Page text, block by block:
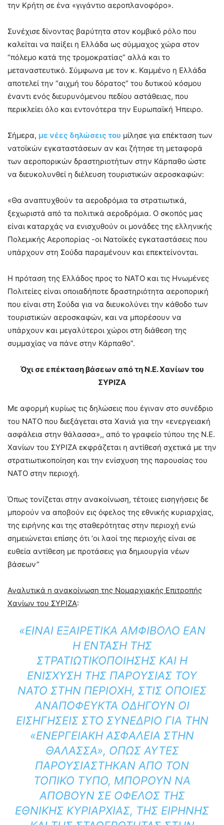
την Κρήτη σε ένα «γιγάντιο αεροπλανοφόρο».
Συνέχισε δίνοντας βαρύτητα στον κομβικό ρόλο που
καλείται να παίξει η Ελλάδα ως σύμμαχος χώρα στον
“πόλεμο κατά της τρομοκρατίας” αλλά και το
μεταναστευτικό. Σύμφωνα με τον κ. Καμμένο η Ελλάδα
αποτελεί την “αιχμή του δόρατος” του δυτικού κόσμου
έναντι ενός διευρυνόμενου πεδίου αστάθειας, που
περικλείει όλο και εντονότερα την Ευρωπαϊκή Ήπειρο.
Σήμερα, με νέες δηλώσεις του μίλησε για επέκταση των
νατοϊκών εγκαταστάσεων αν και ζήτησε τη μεταφορά
των αεροπορικών δραστηριοτήτων στην Κάρπαθο ώστε
να διευκολυνθεί η διέλευση τουριστικών αεροσκαφών:
«Θα αναπτυχθούν τα αεροδρόμια τα στρατιωτικά,
ξεχωριστά από τα πολιτικά αεροδρόμια. Ο σκοπός μας
είναι καταρχάς να ενισχυθούν οι μονάδες της ελληνικής
Πολεμικής Αεροπορίας -οι Νατοϊκές εγκαταστάσεις που
υπάρχουν στη Σούδα παραμένουν και επεκτείνονται.
Η πρόταση της Ελλάδος προς το ΝΑΤΟ και τις Ηνωμένες
Πολιτείες είναι οποιαδήποτε δραστηριότητα αεροπορική
που είναι στη Σούδα για να διευκολύνει την κάθοδο των
τουριστικών αεροσκαφών, και να μπορέσουν να
υπάρχουν και μεγαλύτεροι χώροι στη διάθεση της
συμμαχίας να πάνε στην Κάρπαθο”.
Όχι σε επέκταση βάσεων από τη Ν.Ε. Χανίων του
ΣΥΡΙΖΑ
Mε αφορμή κυρίως τις δηλώσεις που έγιναν στο συνέδριο
του ΝΑΤΟ που διεξάγεται στα Χανιά για την «ενεργειακή
ασφάλεια στην θάλασσα»,, από το γραφείο τύπου της Ν.Ε.
Χανίων του ΣΥΡΙΖΑ εκφράζεται η αντίθεσή σχετικά με την
στρατιωτικοποίηση και την ενίσχυση της παρουσίας του
ΝΑΤΟ στην περιοχή.
Όπως τονίζεται στην ανακοίνωση, τέτοιες εισηγήσεις δε
μπορούν να αποβούν εις όφελος της εθνικής κυριαρχίας,
της ειρήνης και της σταθερότητας στην περιοχή ενώ
σημειώνεται επίσης ότι ‘οι λαοί της περιοχής είναι σε
ευθεία αντίθεση με προτάσεις για δημιουργία νέων
βάσεων”
Αναλυτικά η ανακοίνωση της Νομαρχιακής Επιτροπής
Χανίων του ΣΥΡΙΖΑ:
«ΕΊΝΑΙ ΕΞΑΙΡΕΤΙΚΆ ΑΜΦΊΒΟΛΟ ΕΆΝ
Η ΈΝΤΑΣΗ ΤΗΣ
ΣΤΡΑΤΙΩΤΙΚΟΠΟΊΗΣΗΣ ΚΑΙ Η
ΕΝΊΣΧΥΣΗ ΤΗΣ ΠΑΡΟΥΣΊΑΣ ΤΟΥ
ΝΑΤΟ ΣΤΗΝ ΠΕΡΙΟΧΉ, ΣΤΙΣ ΟΠΟΊΕΣ
ΑΝΑΠΌΦΕΥΚΤΑ ΟΔΗΓΟΎΝ ΟΙ
ΕΙΣΗΓΉΣΕΙΣ ΣΤΟ ΣΥΝΈΔΡΙΟ ΓΙΑ ΤΗΝ
«ΕΝΕΡΓΕΙΑΚΉ ΑΣΦΆΛΕΙΑ ΣΤΗΝ
ΘΆΛΑΣΣΑ», ΌΠΩΣ ΑΥΤΈΣ
ΠΑΡΟΥΣΙΆΣΤΗΚΑΝ ΑΠΌ ΤΟΝ
ΤΟΠΙΚΌ ΤΎΠΟ, ΜΠΟΡΟΎΝ ΝΑ
ΑΠΟΒΟΎΝ ΣΕ ΌΦΕΛΟΣ ΤΗΣ
ΕΘΝΙΚΉΣ ΚΥΡΙΑΡΧΊΑΣ, ΤΗΣ ΕΙΡΉΝΗΣ